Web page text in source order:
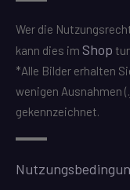
Wer die
kann dies im Shop
*Alle Bilder erhalten
wenigen Ausnahmen
gekennzeichnet.